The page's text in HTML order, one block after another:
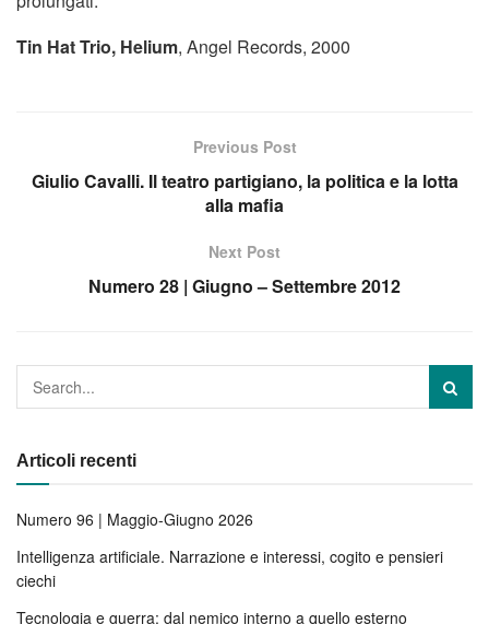
Tin Hat Trio, Helium, Angel Records, 2000
Previous Post
Giulio Cavalli. Il teatro partigiano, la politica e la lotta
alla mafia
Next Post
Numero 28 | Giugno – Settembre 2012
Articoli recenti
Numero 96 | Maggio-Giugno 2026
Intelligenza artificiale. Narrazione e interessi, cogito e pensieri
ciechi
Tecnologia e guerra: dal nemico interno a quello esterno